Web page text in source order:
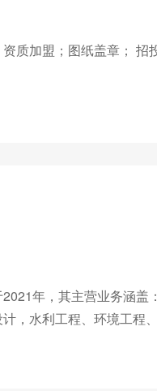
质加盟；图纸盖章； 招
年，其主营业务涵盖
，水利工程、环境工程